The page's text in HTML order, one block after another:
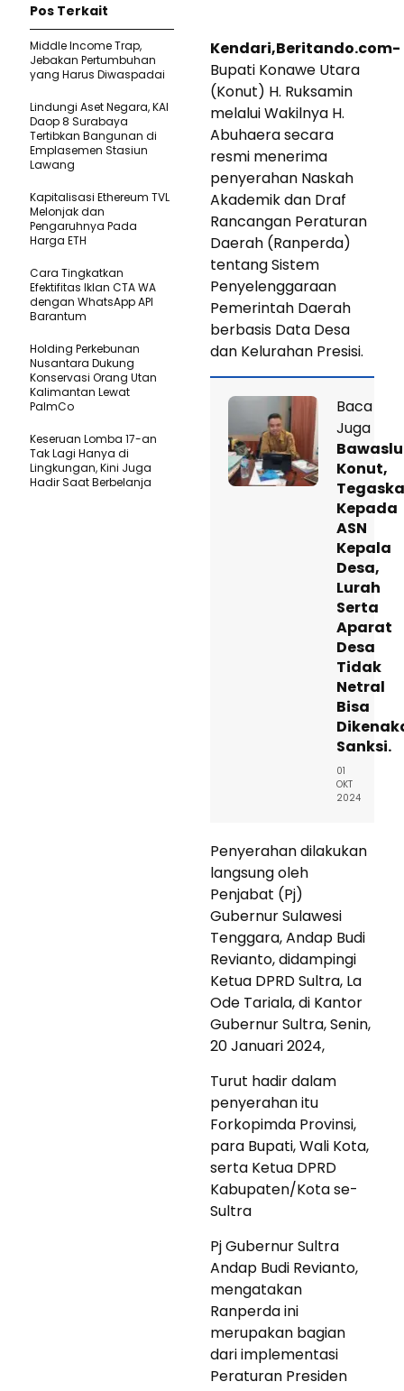
Kendari,Beritando.com-
Bupati Konawe Utara
(Konut) H. Ruksamin
melalui Wakilnya H.
Abuhaera secara
resmi menerima
penyerahan Naskah
Akademik dan Draf
Rancangan Peraturan
Daerah (Ranperda)
tentang Sistem
Penyelenggaraan
Pemerintah Daerah
berbasis Data Desa
dan Kelurahan Presisi.
Baca
Juga
Bawaslu
Konut,
Kepada
ASN
Kepala
Desa,
Lurah
Serta
Aparat
Desa
Tidak
Netral
Bisa
Sanksi.
01
OKT
2024
Penyerahan dilakukan
langsung oleh
Penjabat (Pj)
Gubernur Sulawesi
Tenggara, Andap Budi
Revianto, didampingi
Ketua DPRD Sultra, La
Ode Tariala, di Kantor
Gubernur Sultra, Senin,
20 Januari 2024,
Turut hadir dalam
penyerahan itu
Forkopimda Provinsi,
para Bupati, Wali Kota,
serta Ketua DPRD
Kabupaten/Kota se-
Sultra
Pj Gubernur Sultra
Andap Budi Revianto,
mengatakan
Ranperda ini
merupakan bagian
dari implementasi
Peraturan Presiden
Pos Terkait
Middle Income Trap,
Jebakan Pertumbuhan
yang Harus Diwaspadai
Lindungi Aset Negara, KAI
Daop 8 Surabaya
Tertibkan Bangunan di
Emplasemen Stasiun
Lawang
Kapitalisasi Ethereum TVL
Melonjak dan
Pengaruhnya Pada
Harga ETH
Cara Tingkatkan
Efektifitas Iklan CTA WA
dengan WhatsApp API
Barantum
Holding Perkebunan
Nusantara Dukung
Konservasi Orang Utan
Kalimantan Lewat
PalmCo
Keseruan Lomba 17-an
Tak Lagi Hanya di
Lingkungan, Kini Juga
Hadir Saat Berbelanja